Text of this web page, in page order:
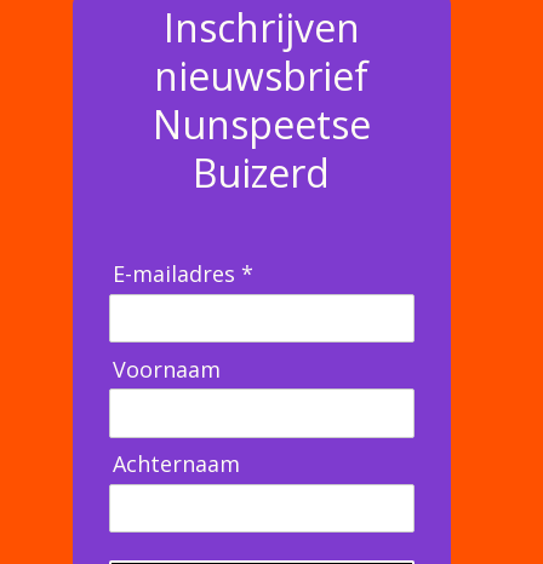
Inschrijven
nieuwsbrief
Nunspeetse
Buizerd
E-mailadres *
Voornaam
Achternaam